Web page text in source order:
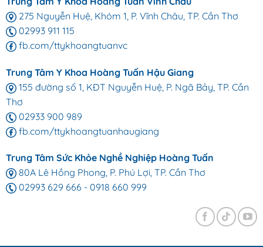
275 Nguyễn Huệ, Khóm 1, P. Vĩnh Châu, TP. Cần Thơ
02993 911 115
fb.com/ttykhoangtuanvc
Trung Tâm Y Khoa Hoàng Tuấn Hậu Giang
155 đường số 1, KĐT Nguyễn Huệ, P. Ngã Bảy, TP. Cần
Thơ
02933 900 989
fb.com/ttykhoangtuanhaugiang
Trung Tâm Sức Khỏe Nghề Nghiệp Hoàng Tuấn
80A Lê Hồng Phong, P. Phú Lợi, TP. Cần Thơ
02993 629 666 - 0918 660 999